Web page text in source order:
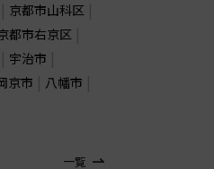
京都市山科区
都市右京区
宇治市
京市
八幡市
一覧